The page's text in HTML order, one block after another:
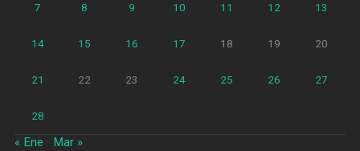
7 8 9 10 11 12 13
14 15 16 17 18 19 20
21 22 23 24 25 26 27
28
« Ene Mar »